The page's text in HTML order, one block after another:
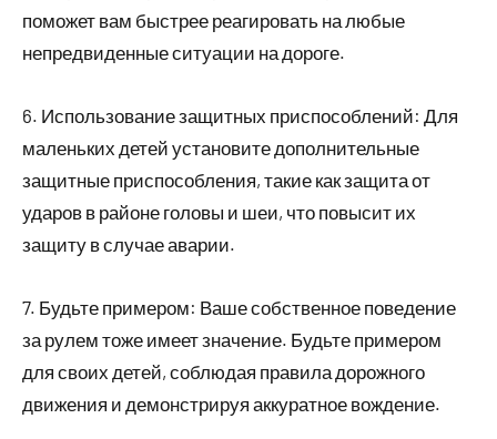
поможет вам быстрее реагировать на любые
непредвиденные ситуации на дороге.
6. Использование защитных приспособлений: Для
маленьких детей установите дополнительные
защитные приспособления, такие как защита от
ударов в районе головы и шеи, что повысит их
защиту в случае аварии.
7. Будьте примером: Ваше собственное поведение
за рулем тоже имеет значение. Будьте примером
для своих детей, соблюдая правила дорожного
движения и демонстрируя аккуратное вождение.